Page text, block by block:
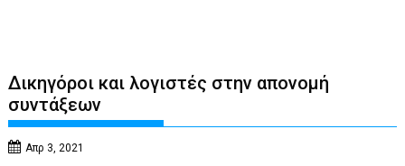
Δικηγόροι και λογιστές στην απονομή
συντάξεων
Απρ 3, 2021